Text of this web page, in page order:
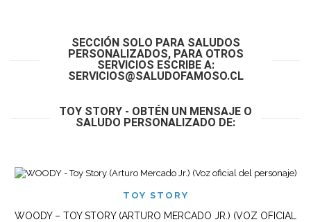
SECCIÓN SOLO PARA SALUDOS
PERSONALIZADOS, PARA OTROS
SERVICIOS ESCRIBE A:
SERVICIOS@SALUDOFAMOSO.CL
TOY STORY - OBTÉN UN MENSAJE O
SALUDO PERSONALIZADO DE:
TOY STORY
WOODY – TOY STORY (ARTURO MERCADO JR.) (VOZ OFICIAL